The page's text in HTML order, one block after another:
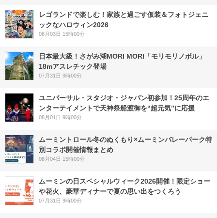
レゴランドで楽しむ！家族と過ごす仮装＆フォトジェニ
ックなハロウィン2026
08月03日 15時00分
日本最大級！さがみ湖MORI MORI「モリモリノボル」
18mアスレチック登場
07月31日 9時00分
ユニバーサル・スタジオ・ジャパン初参加！25周年のエ
ンターテイメントで天神祭船渡御を“超元気”に応援
08月01日 9時00分
ムーミントロール冬のぬくもり×ムーミンバレーパーク特
別コラボ開催情報まとめ
08月04日 15時00分
ムーミンの日スペシャルウィーク2026開催！限定ショー
や花火、豪華ディナーで夏の思い出をつくろう
07月31日 9時00分